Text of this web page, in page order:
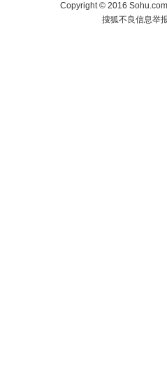
Copyright©2016
搜狐不良信息举